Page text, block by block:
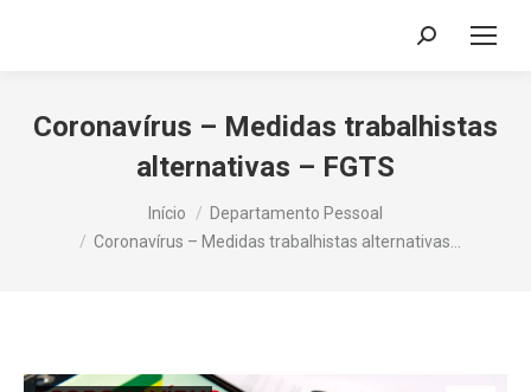
Search:
Coronavírus – Medidas trabalhistas
alternativas – FGTS
Você está aqui:Início
Departamento Pessoal
Coronavírus – Medidas trabalhistas alternativas…